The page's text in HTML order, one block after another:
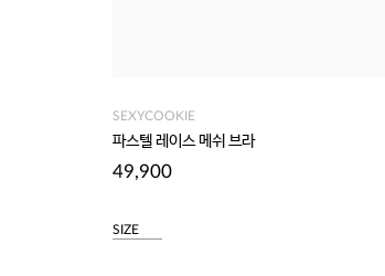
SEXYCOOKIE
파스텔 레이스 메쉬 브라
49,900
SIZE